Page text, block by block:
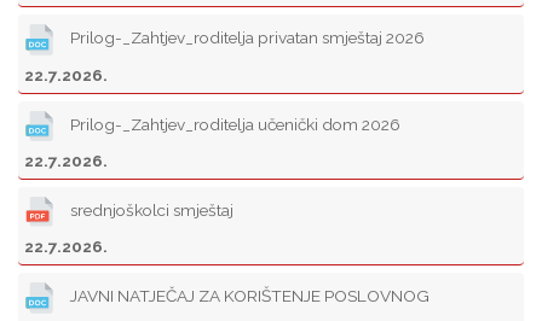
Prilog-_Zahtjev_roditelja privatan smještaj 2026
22.7.2026.
Prilog-_Zahtjev_roditelja učenički dom 2026
22.7.2026.
srednjoškolci smještaj
22.7.2026.
JAVNI NATJEČAJ ZA KORIŠTENJE POSLOVNOG